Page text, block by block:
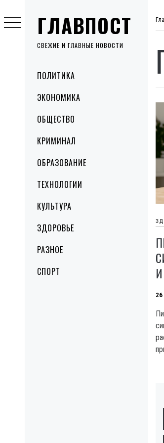
ГЛАВПОСТ
СВЕЖИЕ И ГЛАВНЫЕ НОВОСТИ
MenuПОЛИТИКА
ЭКОНОМИКА
ОБЩЕСТВО
КРИМИНАЛ
ОБРАЗОВАНИЕ
ТЕХНОЛОГИИ
КУЛЬТУРА
ЗДОРОВЬЕ
РАЗНОЕ
СПОРТ
to
content